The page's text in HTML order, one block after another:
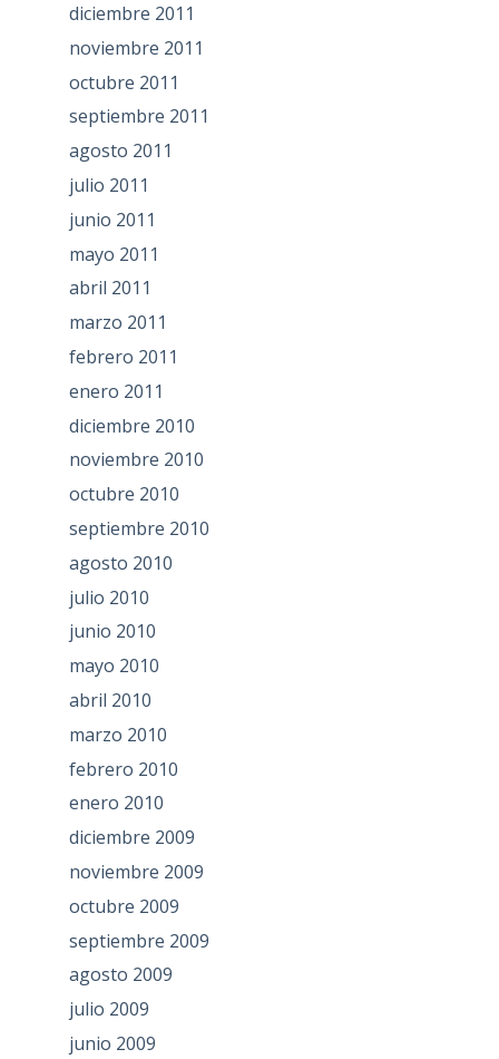
diciembre 2011
noviembre 2011
octubre 2011
septiembre 2011
agosto 2011
julio 2011
junio 2011
mayo 2011
abril 2011
marzo 2011
febrero 2011
enero 2011
diciembre 2010
noviembre 2010
octubre 2010
septiembre 2010
agosto 2010
julio 2010
junio 2010
mayo 2010
abril 2010
marzo 2010
febrero 2010
enero 2010
diciembre 2009
noviembre 2009
octubre 2009
septiembre 2009
agosto 2009
julio 2009
junio 2009